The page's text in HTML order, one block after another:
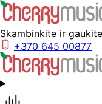
Skambinkite ir
+370 645 00877